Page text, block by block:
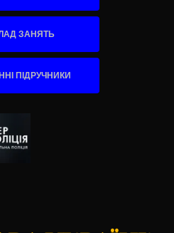
ЗАНЯТЬ
ПІДРУЧНИКИ